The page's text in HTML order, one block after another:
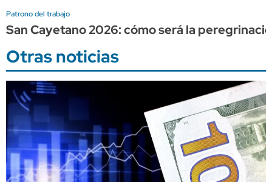
Patrono del trabajo
San Cayetano 2026: cómo será la
Otras noticias